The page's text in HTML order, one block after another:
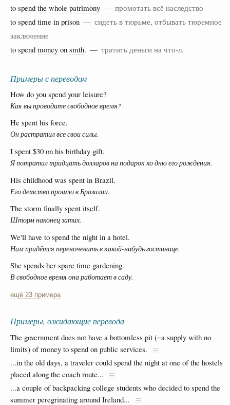
to spend the whole patrimony — промотать всё наследство
to spend time in prison — сидеть в тюрьме, отбывать тюремное
заключение
to spend money on smth. — тратить деньги на что-л.
Примеры с переводом
How do you spend your leisure?
Как вы проводите свободное время?
He spent his force.
Он растратил все свои силы.
I spent $30 on his birthday gift.
Я потратил тридцать долларов на подарок ко дню его рождения.
His childhood was spent in Brazil.
Его детство прошло в Бразилии.
The storm finally spent itself.
Шторм наконец затих.
We'll have to spend the night in a hotel.
Нам придётся переночевать в какой-нибудь гостинице.
She spends her spare time gardening.
В свободное время она работает в саду.
ещё 23 примера
Примеры, ожидающие перевода
The government does not have a bottomless pit (=a supply with no
limits) of money to spend on public services.
...in the old days, a traveler could spend the night at one of the hostels
placed along the coach route...
...a couple of backpacking college students who decided to spend the
summer peregrinating around Ireland...